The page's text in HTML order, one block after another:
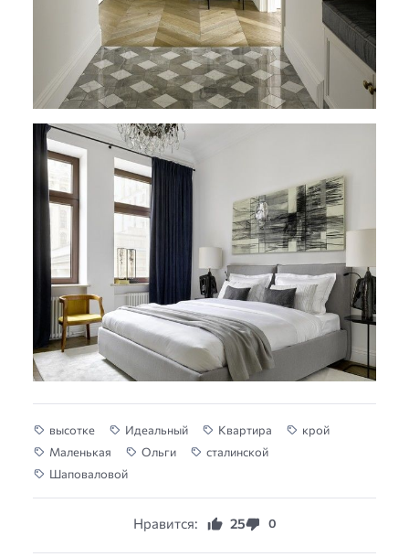
высотке Идеальный Квартира
крой
Маленькая
Ольги
сталинской
Шаповаловой
Нравится: 25 0